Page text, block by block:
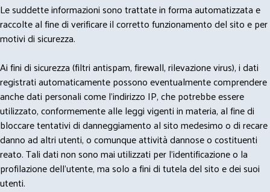
Le suddette informazioni sono trattate in forma automatizzata e
raccolte al fine di verificare il corretto funzionamento del sito e per
motivi di sicurezza.
Ai fini di sicurezza (filtri antispam, firewall, rilevazione virus), i dati
registrati automaticamente possono eventualmente comprendere
anche dati personali come l'indirizzo IP, che potrebbe essere
utilizzato, conformemente alle leggi vigenti in materia, al fine di
bloccare tentativi di danneggiamento al sito medesimo o di recare
danno ad altri utenti, o comunque attività dannose o costituenti
reato. Tali dati non sono mai utilizzati per l'identificazione o la
profilazione dell'utente, ma solo a fini di tutela del sito e dei suoi
utenti.